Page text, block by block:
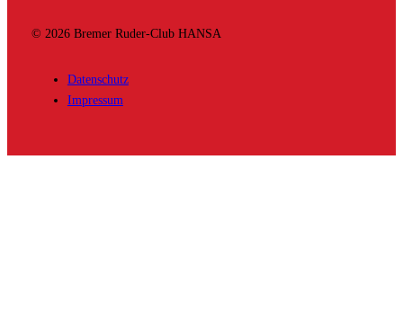
© 2026 Bremer Ruder-Club HANSA
Datenschutz
Impressum